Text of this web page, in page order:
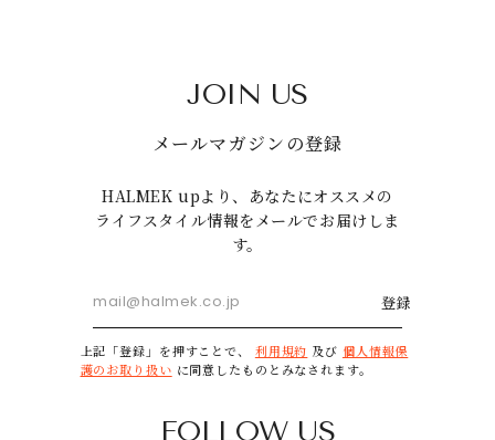
JOIN US
メールマガジンの登録
HALMEK upより、あなたにオススメの
ライフスタイル情報をメールでお届けしま
す。
登録
上記「登録」を押すことで、 利用規約 及び 個人情報保
護のお取り扱い に同意したものとみなされます。
FOLLOW US